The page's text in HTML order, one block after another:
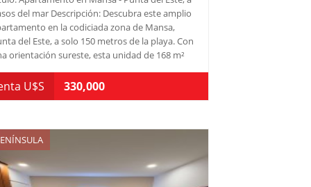
del mar Descripción: Descubra este amplio
en la codiciada zona de Mansa,
del Este, a solo 150 metros de la playa. Con
orientación sureste, esta unidad de 168 m²
de sus espacios. Con capacidad para 7
disfrutar de la costa uruguaya. La
se destaca por su generosa
con un living y comedor integrados
invitan a compartir momentos inolvidables.
U$S 330,000